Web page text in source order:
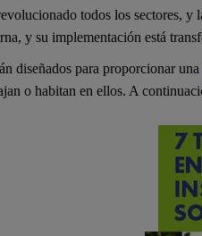
todos los sectores, y
y su implementación está
diseñados para proporcionar una
o habitan en ellos. A